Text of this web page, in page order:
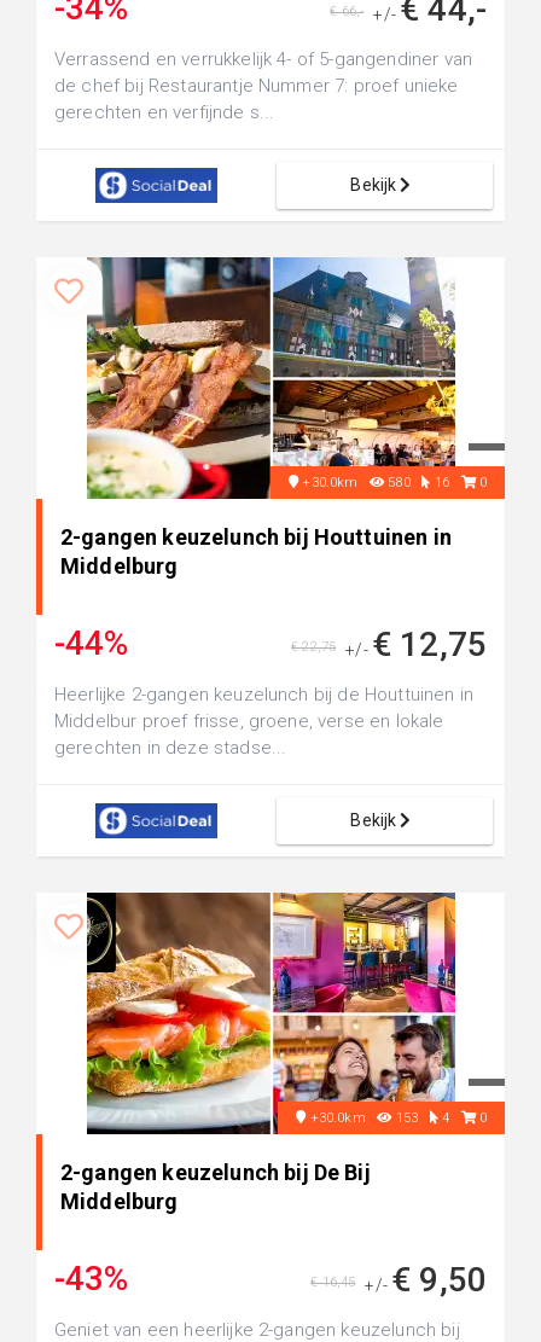
+/- € 44,-
€ 66,-
Verrassend en verrukkelijk 4- of 5-gangendiner van
de chef bij Restaurantje Nummer 7: proef unieke
gerechten en verfijnde s...
Bekijk
+30.0km 580 16 0
2-gangen keuzelunch bij Houttuinen in
Middelburg
-44% +/- € 12,75
€ 22,75
Heerlijke 2-gangen keuzelunch bij de Houttuinen in
Middelbur proef frisse, groene, verse en lokale
gerechten in deze stadse...
Bekijk
+30.0km 153 4 0
2-gangen keuzelunch bij De Bij
Middelburg
-43% +/- € 9,50
€ 16,45
Geniet van een heerlijke 2-gangen keuzelunch bij